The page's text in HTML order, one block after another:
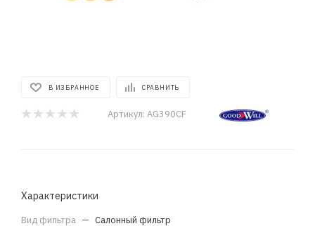
В ИЗБРАННОЕ СРАВНИТЬ
Артикул: AG390CF
Характеристики
Вид фильтра — Салонный фильтр